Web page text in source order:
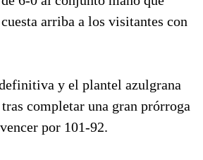
arriba a los visitantes con
y el plantel azulgrana
completar una gran prórroga
por 101-92.